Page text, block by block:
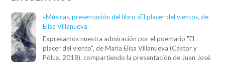
«Música», presentación del libro «El placer del viento», de
Elisa Villanueva
Expresamos nuestra admiración por el poemario "El
placer del viento", de María Elisa Villanueva (Cástor y
Pólux, 2018), compartiendo la presentación de Juan José